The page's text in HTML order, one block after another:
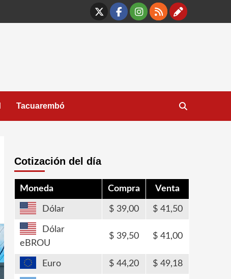
X Facebook
Instagram
RSS
Tacuarembó
Cotización del día
Moneda Compra Venta
Dólar 39,00 41,50
Dólar
eBROU
39,50 41,00
Euro 44,20 49,18